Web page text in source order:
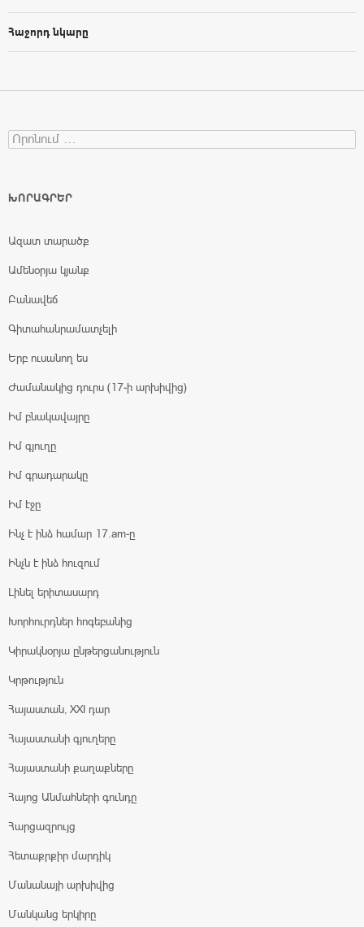
Հաջորդ նկարը
Search for:
ԽՈՐԱԳՐԵՐ
Ազատ տարածք
Ամենօրյա կյանք
Բանավեճ
Գիտահանրամատչելի
Երբ ուսանող ես
Ժամանակից դուրս (17-ի արխիվից)
Իմ բնակավայրը
Իմ գյուղը
Իմ գրադարակը
Իմ էջը
Ինչ է ինձ համար 17.am-ը
Ինչն է ինձ հուզում
Լինել երիտասարդ
Խորհուրդներ հոգեբանից
Կիրակնօրյա ընթերցանություն
Կրթություն
Հայաստան, XXI դար
Հայաստանի գյուղերը
Հայաստանի քաղաքները
Հայոց Անմահների գունդը
Հարցազրույց
Հետաքրքիր մարդիկ
Մանանայի արխիվից
Մանկանց երկիրը